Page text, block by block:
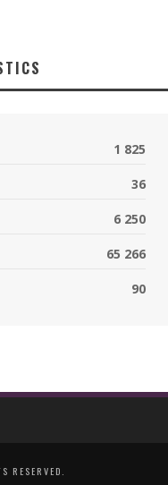
1 825
36
6 250
65 266
90
RESERVED.